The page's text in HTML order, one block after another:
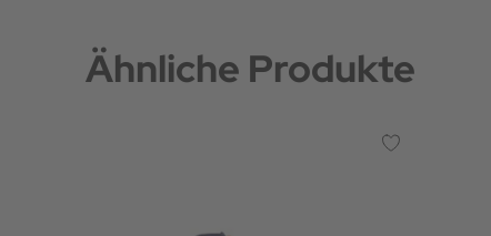
Ähnliche Produkte